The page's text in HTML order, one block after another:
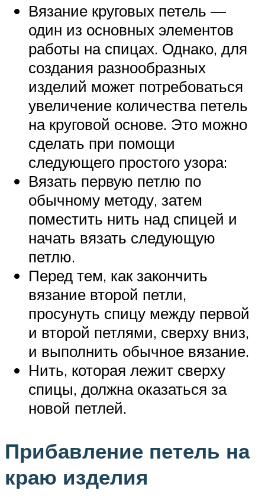
Вязание круговых петель —
один из основных элементов
работы на спицах. Однако, для
создания разнообразных
изделий может потребоваться
увеличение количества петель
на круговой основе. Это можно
сделать при помощи
следующего простого узора:
Вязать первую петлю по
обычному методу, затем
поместить нить над спицей и
начать вязать следующую
петлю.
Перед тем, как закончить
вязание второй петли,
просунуть спицу между первой
и второй петлями, сверху вниз,
и выполнить обычное вязание.
Нить, которая лежит сверху
спицы, должна оказаться за
новой петлей.
Прибавление петель на
краю изделия